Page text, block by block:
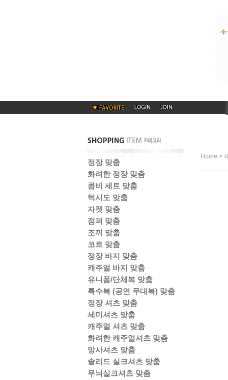
정장 맞춤
화려한 정장 맞춤
콤비 세트 맞춤
턱시도 맞춤
자켓 맞춤
점퍼 맞춤
조끼 맞춤
코트 맞춤
정장 바지 맞춤
캐주얼 바지 맞춤
유니폼/단체복 맞춤
특수복 (공연 무대복) 맞춤
정장 셔츠 맞춤
세미셔츠 맞춤
캐주얼 셔츠 맞춤
화려한 캐주얼셔츠 맞춤
망사셔츠 맞춤
솔리드 실크셔츠 맞춤
무늬실크셔츠 맞춤
Home >